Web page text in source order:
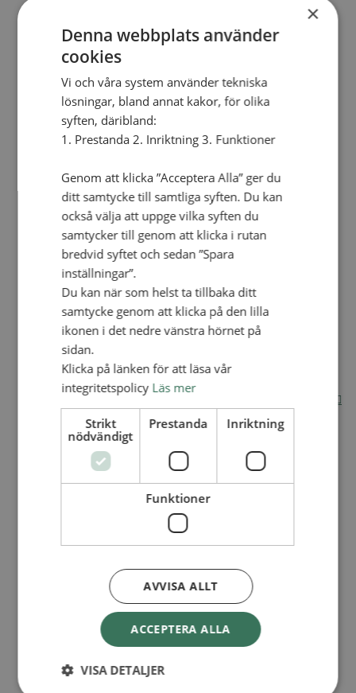
Lediga tjänster
SAU
FÖR FÖRSAMLINGAR
VAD VI GÖR
VAD VI GÖR
Här finns vi
Nationellt
Nationella avdelningen
Nationella arbetsområden
Våra pionjära satsningar
Engagera dig nationellt
Ekumeniska året 2025
Internationellt
Engagera dig internationellt
Missionsinspiratörens verktygslåda
Entreprenörskap, företagande och Guds rike
Kontakt
Kalender
Lediga tjänster
SAU
UTBILDNINGAR
Akademi för Ledarskap och Teologi
Mullsjö folkhögskola
Apg29
Mindre kurser
Missionsinspiratören
×
Denna webbplats använder
cookies
Vi och våra system använder tekniska
lösningar, bland annat kakor, för olika
syften, däribland:
1. Prestanda 2. Inriktning 3. Funktioner
Genom att klicka ”Acceptera Alla” ger du
ditt samtycke till samtliga syften. Du kan
också välja att uppge vilka syften du
samtycker till genom att klicka i rutan
bredvid syftet och sedan ”Spara
inställningar”.
Du kan när som helst ta tillbaka ditt
samtycke genom att klicka på den lilla
ikonen i det nedre vänstra hörnet på
sidan.
Klicka på länken för att läsa vår
integritetspolicy Läs mer
Strikt
nödvändigt
Prestanda Inriktning
Funktioner
ACCEPTERA ALLA
AVVISA ALLT
VISA DETALJER